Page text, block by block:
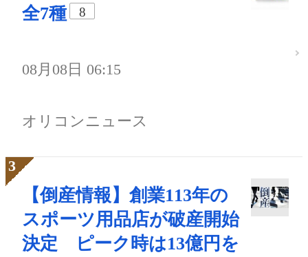
全7種
8
08月08日 06:15
オリコンニュース
【倒産情報】創業113年の
スポーツ用品店が破産開始
決定 ピーク時は13億円を